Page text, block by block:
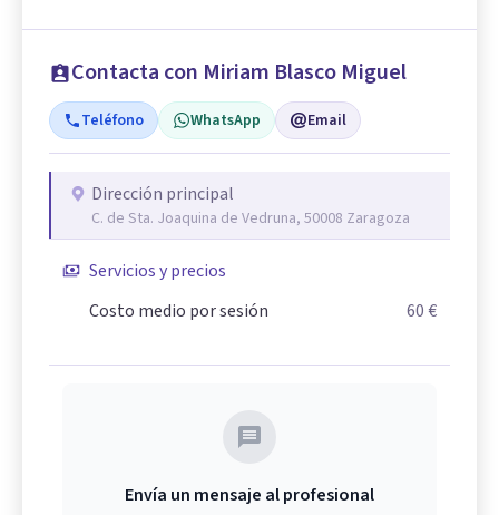
Contacta con Miriam Blasco Miguel
Teléfono WhatsApp Email
Dirección principal
C. de Sta. Joaquina de Vedruna, 50008 Zaragoza
Servicios y precios
Costo medio por sesión
60 €
Envía un mensaje al profesional